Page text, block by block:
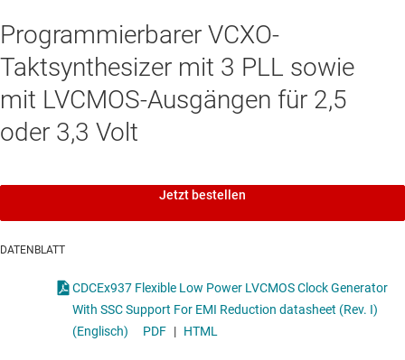
Programmierbarer VCXO-
Taktsynthesizer mit 3 PLL sowie
mit LVCMOS-Ausgängen für 2,5
oder 3,3 Volt
Jetzt bestellen
DATENBLATT
CDCEx937 Flexible Low Power LVCMOS Clock Generator
With SSC Support For EMI Reduction datasheet (Rev. I)
(Englisch)
PDF | HTML